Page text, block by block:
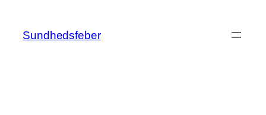
content
Sundhedsfeber